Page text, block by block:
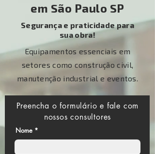
em São Paulo SP
Segurança e praticidade para
sua obra!
Equipamentos essenciais em
setores como construção civil,
manutenção industrial e eventos.
Preencha o formulário e fale com
nossos consultores
Nome